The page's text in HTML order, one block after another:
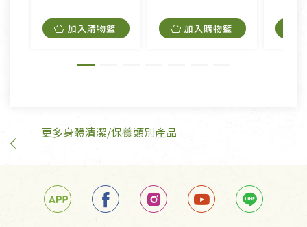
內衣褲、襪子、口罩個人衛生用品除商品本身有瑕疵
外,依據《通訊交易解除權合理例外情事適用準
訂購手抄稿退貨需知：
若未保持原包裝方式或未使用原箱退回，導致書籍有
任何折損、磨損、污損或凹角，將不接受退貨，也不
加入購物籃 加入購物籃
更多身體清潔/保養類別產品